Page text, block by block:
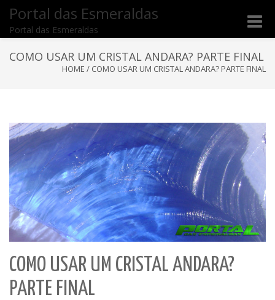
Portal das Esmeraldas
Portal das Esmeraldas
Toggle
COMO USAR UM CRISTAL ANDARA? PARTE FINAL
HOME / COMO USAR UM CRISTAL ANDARA? PARTE FINAL
COMO USAR UM CRISTAL ANDARA?
PARTE FINAL